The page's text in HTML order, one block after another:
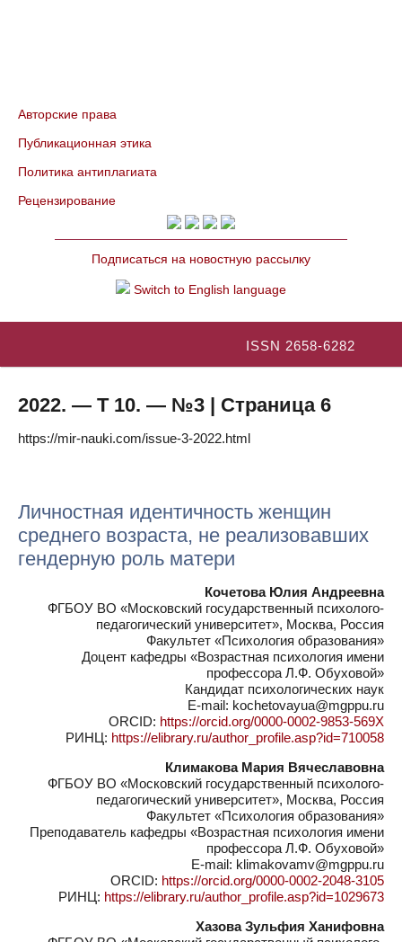
Авторские права
Публикационная этика
Политика антиплагиата
Рецензирование
Подписаться на новостную рассылку
Switch to English language
ISSN 2658-6282
2022. — Т 10. — №3 | Страница 6
https://mir-nauki.com/issue-3-2022.html
Личностная идентичность женщин
среднего возраста, не реализовавших
гендерную роль матери
Кочетова Юлия Андреевна
ФГБОУ ВО «Московский государственный психолого-
педагогический университет», Москва, Россия
Факультет «Психология образования»
Доцент кафедры «Возрастная психология имени
профессора Л.Ф. Обуховой»
Кандидат психологических наук
E-mail: kochetovayua@mgppu.ru
ORCID: https://orcid.org/0000-0002-9853-569X
РИНЦ: https://elibrary.ru/author_profile.asp?id=710058
Климакова Мария Вячеславовна
ФГБОУ ВО «Московский государственный психолого-
педагогический университет», Москва, Россия
Факультет «Психология образования»
Преподаватель кафедры «Возрастная психология имени
профессора Л.Ф. Обуховой»
E-mail: klimakovamv@mgppu.ru
ORCID: https://orcid.org/0000-0002-2048-3105
РИНЦ: https://elibrary.ru/author_profile.asp?id=1029673
Хазова Зульфия Ханифовна